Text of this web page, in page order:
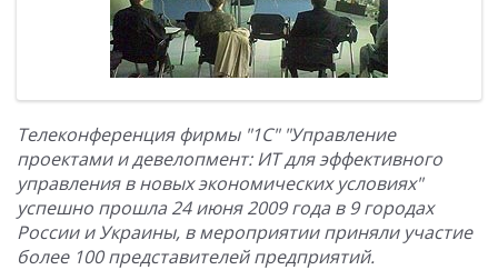
Телеконференция фирмы "1С" "Управление
проектами и девелопмент: ИТ для эффективного
управления в новых экономических условиях"
успешно прошла 24 июня 2009 года в 9 городах
России и Украины, в мероприятии приняли участие
более 100 представителей предприятий.